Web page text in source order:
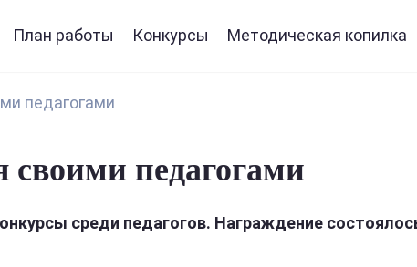
План работы Конкурсы Методическая копилка
педагогами
своими педагогами
среди педагогов. Награждение